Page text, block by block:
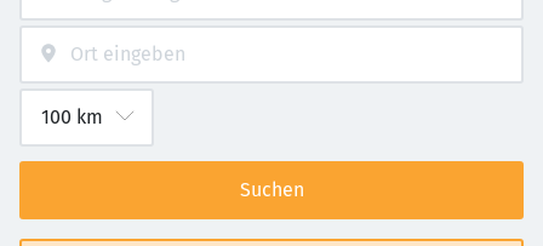
Suchen